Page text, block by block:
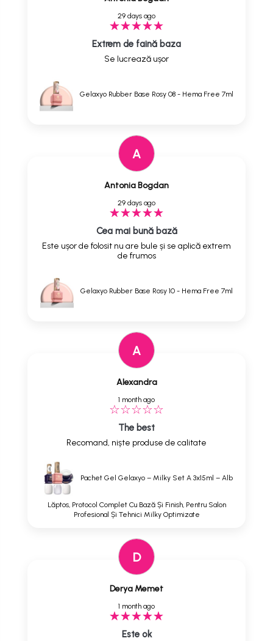
29 days ago
Extrem de faină baza
Se lucrează ușor
Gelaxyo Rubber Base Rosy 08 - Hema Free 7ml
A
Antonia Bogdan
29 days ago
Cea mai bună bază
Este ușor de folosit nu are bule și se aplică extrem
de frumos
Gelaxyo Rubber Base Rosy 10 - Hema Free 7ml
A
Alexandra
1 month ago
The best
Recomand, niște produse de calitate
Pachet Gel Gelaxyo – Milky Set A 3x15ml – Alb
Lăptos, Protocol Complet Cu Bază Și Finish, Pentru Salon
Profesional Și Tehnici Milky Optimizate
D
Derya Memet
1 month ago
Este ok